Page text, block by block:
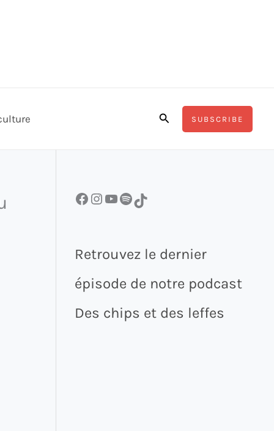
RechercherSUBSCRIBE
Facebook InstagramYouTube Spotify TikTok
Retrouvez le dernier
épisode de notre podcast
Des chips et des leffes